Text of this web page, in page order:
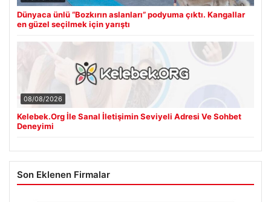
Dünyaca ünlü “Bozkırın aslanları” podyuma çıktı. Kangallar
en güzel seçilmek için yarıştı
08/08/2026
Kelebek.Org İle Sanal İletişimin Seviyeli Adresi Ve Sohbet
Deneyimi
Son Eklenen Firmalar